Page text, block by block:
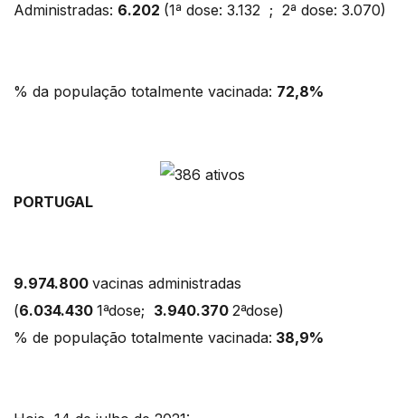
Administradas: 6.202 (1ª dose: 3.132 ; 2ª dose: 3.070)
% da população totalmente vacinada: 72,8%
PORTUGAL
9.974.800 vacinas administradas
(6.034.430 1ªdose; 3.940.370 2ªdose)
% de população totalmente vacinada: 38,9%